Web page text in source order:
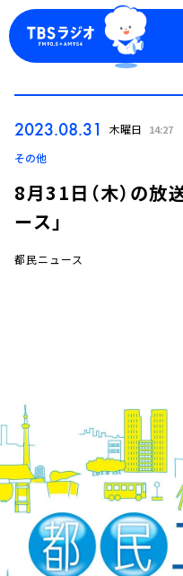
イベント・グッズ
YouTube
会社情報
2023.08.31 木曜日 14:27
その他
8月31日（木）の放
ース」
都民ニュース